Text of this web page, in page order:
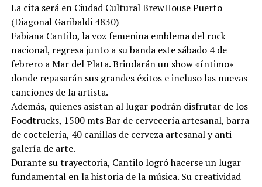
La cita será en Ciudad Cultural BrewHouse Puerto
(Diagonal Garibaldi 4830)
Fabiana Cantilo, la voz femenina emblema del rock
nacional, regresa junto a su banda este sábado 4 de
febrero a Mar del Plata. Brindarán un show «íntimo»
donde repasarán sus grandes éxitos e incluso las nuevas
canciones de la artista.
Además, quienes asistan al lugar podrán disfrutar de los
Foodtrucks, 1500 mts Bar de cervecería artesanal, barra
de coctelería, 40 canillas de cerveza artesanal y anti
galería de arte.
Durante su trayectoria, Cantilo logró hacerse un lugar
fundamental en la historia de la música. Su creatividad